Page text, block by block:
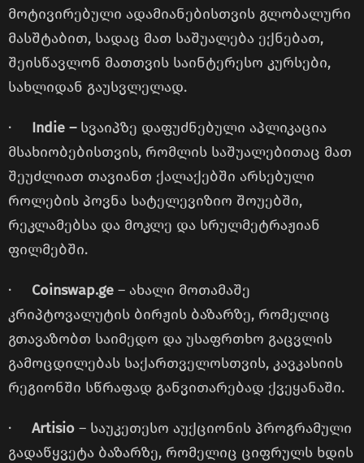
მოტივირებული ადამიანებისთვის გლობალური
მასშტაბით, სადაც მათ საშუალება ექნებათ,
შეისწავლონ მათთვის საინტერესო კურსები,
სახლიდან გაუსვლელად.
· Indie – სვაიპზე დაფუძნებული აპლიკაცია
მსახიობებისთვის, რომლის საშუალებითაც მათ
შეუძლიათ თავიანთ ქალაქებში არსებული
როლების პოვნა სატელევიზიო შოუებში,
რეკლამებსა და მოკლე და სრულმეტრაჟიან
ფილმებში.
· Coinswap.ge – ახალი მოთამაშე
კრიპტოვალუტის ბირჟის ბაზარზე, რომელიც
გთავაზობთ საიმედო და უსაფრთხო გაცვლის
გამოცდილებას საქართველოსთვის, კავკასიის
რეგიონში სწრაფად განვითარებად ქვეყანაში.
· Artisio – საუკეთესო აუქციონის პროგრამული
გადაწყვეტა ბაზარზე, რომელიც ციფრულს ხდის